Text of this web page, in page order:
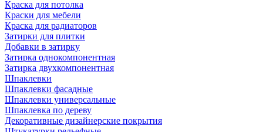
Краска для потолка
Краски для мебели
Краска для радиаторов
Затирки для плитки
Добавки в затирку
Затирка однокомпонентная
Затирка двухкомпонентная
Шпаклевки
Шпаклевки фасадные
Шпаклевки универсальные
Шпаклевка по дереву
Декоративные дизайнерские покрытия